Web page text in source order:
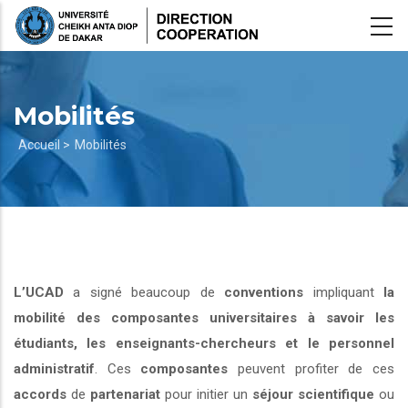
Aller
Mobilités
Fil
d'Ariane
Accueil > Mobilités
L’UCAD a signé beaucoup de conventions impliquant la
mobilité des composantes universitaires à savoir les
étudiants, les enseignants-chercheurs et le personnel
administratif . Ces composantes peuvent profiter de ces
accords de partenariat pour initier un séjour scientifique ou